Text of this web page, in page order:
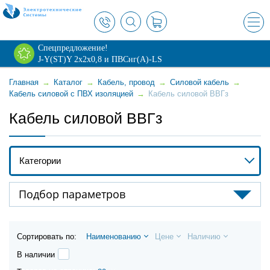
×
Спецпредложение!
J-Y(ST)Y 2х2х0,8 и ПВСнг(А)-LS
Главная → Каталог → Кабель, провод → Силовой кабель →
Кабель силовой с ПВХ изоляцией → Кабель силовой ВВГз
Кабель силовой ВВГз
Категории
Кабель силовой ВБШвнг(А)-LSLTx
Кабель силовой ВВГнг(А)-FRLSLTx
Подбор параметров
Сортировать по: Наименованию Цене
Наличию
В наличии